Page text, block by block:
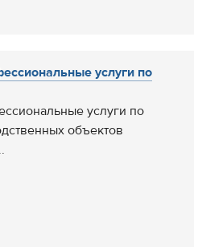
услуги по
услуги по
объектов